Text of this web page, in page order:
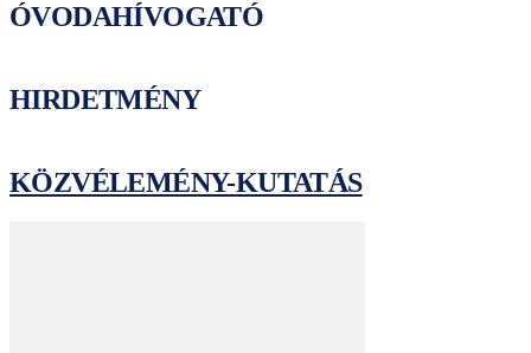
ÓVODAHÍVOGATÓ
HIRDETMÉNY
KÖZVÉLEMÉNY-KUTATÁS